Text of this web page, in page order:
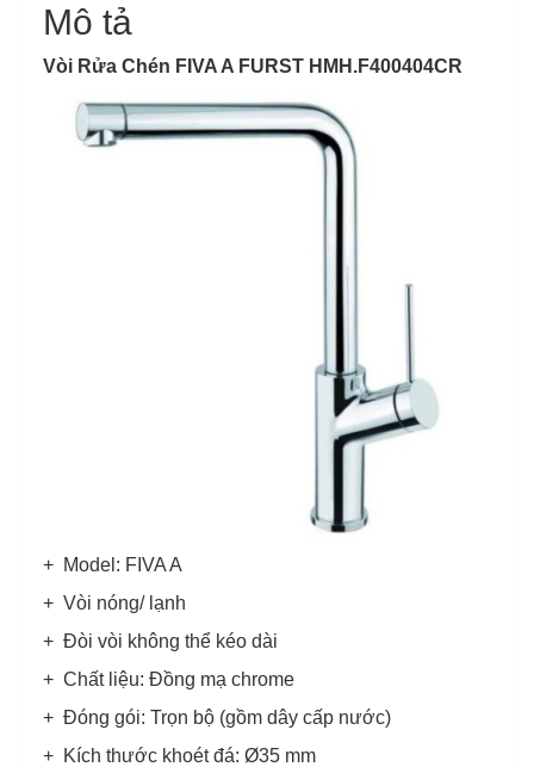
Mô tả
Vòi Rửa Chén FIVA A FURST HMH.F400404CR
+ Model: FIVA A
+ Vòi nóng/ lạnh
+ Đòi vòi không thể kéo dài
+ Chất liệu: Đồng mạ chrome
+ Đóng gói: Trọn bộ (gồm dây cấp nước)
+ Kích thước khoét đá: Ø35 mm